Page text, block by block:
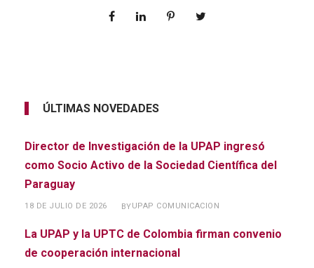
ÚLTIMAS NOVEDADES
Director de Investigación de la UPAP ingresó
como Socio Activo de la Sociedad Científica del
Paraguay
18 DE JULIO DE 2026 BYUPAP COMUNICACION
La UPAP y la UPTC de Colombia firman convenio
de cooperación internacional